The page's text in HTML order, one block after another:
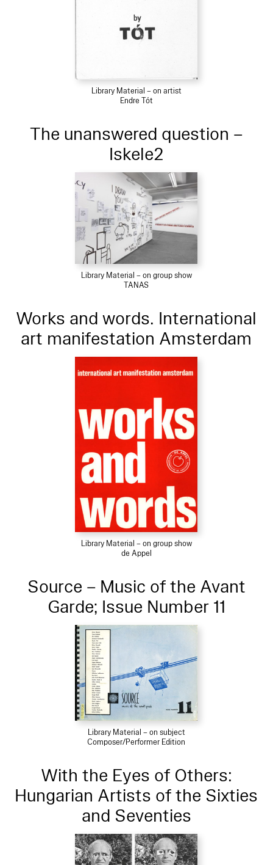
Library Material – on artist
Endre Tót
The unanswered question –
Iskele2
Library Material – on group show
TANAS
Works and words. International
art manifestation Amsterdam
Library Material – on group show
de Appel
Source – Music of the Avant
Garde; Issue Number 11
Library Material – on subject
Composer/Performer Edition
With the Eyes of Others:
Hungarian Artists of the Sixties
and Seventies